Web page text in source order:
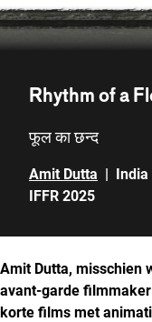
Rhythm of a
फूल का छन्द
Amit Dutta | India
IFFR 2025
Amit Dutta, misschien
avant-garde
korte films met